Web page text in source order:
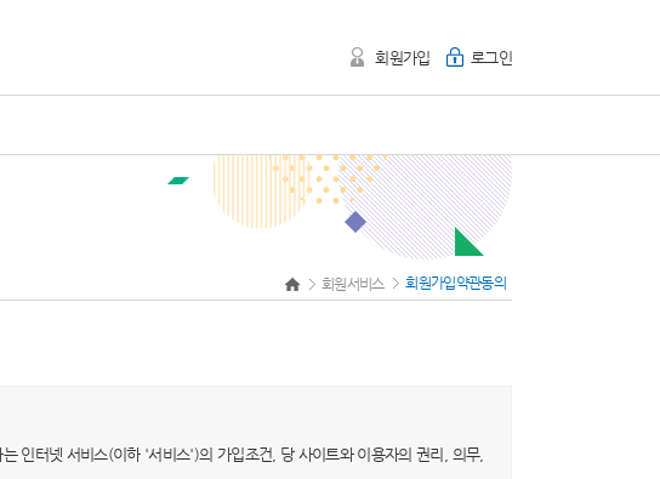
회원가입 로그인
회원서비스 회원가입약관동의
인터넷 서비스(이하 '서비스')의 가입조건, 당 사이트와 이용자의 권리, 의무,